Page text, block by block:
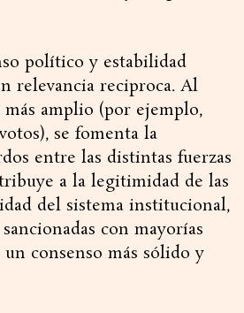
político y estabilidad
relevancia reciproca. Al
amplio (por ejemplo,
se fomenta la
entre las distintas fuerzas
a la legitimidad de las
del sistema institucional,
con mayorías
consenso más sólido y